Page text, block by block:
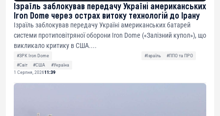
Ізраїль заблокував передачу Україні американських
Iron Dome через острах витоку технологій до Ірану
Ізраїль заблокував передачу Україні американських батарей
системи протиповітряної оборони Iron Dome («Залізний купол»), що
викликало критику в США....
#ЗРК Iron Dome #Ізраїль
#ППО та ПРО
#Світ
#США
#Україна
1 Серпня, 202611:39